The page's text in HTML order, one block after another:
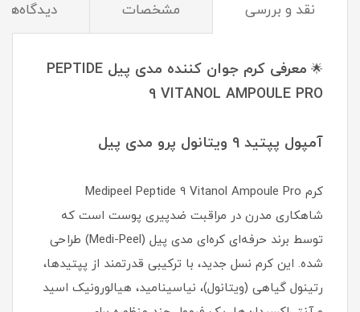
نقد و بررسی مشخصات دیدگاه‌ها
🌟
معرفی کرم جوان کننده مدی پیل PEPTIDE
9 VITANOL AMPOULE PRO
آمپول پپتید 9 ویتانول پرو مدی پیل
کرم Medipeel Peptide 9 Vitanol Ampoule Pro
شاهکاری مدرن در مراقبت ضدپیری پوست است که
توسط برند حرفه‌ای کره‌ای مدی پیل (Medi-Peel) طراحی
شده. این کرم نسل جدید، با ترکیبی قدرتمند از پپتیدها،
رتینول گیاهی (ویتانول)، نیاسینامید، هیالورونیک اسید